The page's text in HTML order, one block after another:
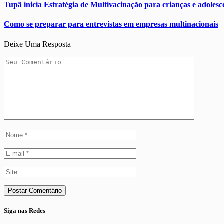
Tupã inicia Estratégia de Multivacinação para crianças e
Como se preparar para entrevistas em empresas multinacionais
Deixe Uma Resposta
Siga nas Redes